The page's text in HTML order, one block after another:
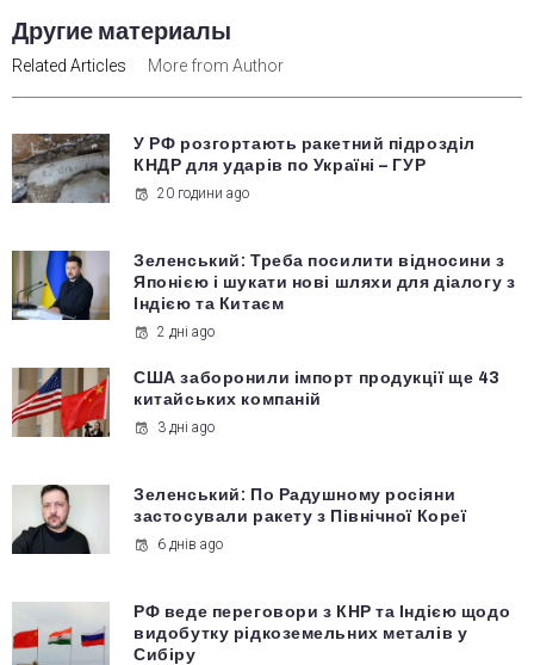
Другие материалы
Related Articles More from Author
У РФ розгортають ракетний підрозділ
КНДР для ударів по Україні – ГУР
20 години ago
Зеленський: Треба посилити відносини з
Японією і шукати нові шляхи для діалогу з
Індією та Китаєм
2 дні ago
США заборонили імпорт продукції ще 43
китайських компаній
3 дні ago
Зеленський: По Радушному росіяни
застосували ракету з Північної Кореї
6 днів ago
РФ веде переговори з КНР та Індією щодо
видобутку рідкоземельних металів у
Сибіру